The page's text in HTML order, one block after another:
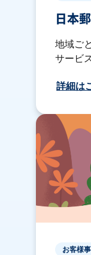
日本
地域ご
サービ
詳細は
お客様